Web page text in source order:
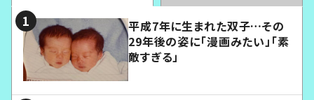
平成7年に生まれた双子…その
29年後の姿に「漫画みたい」「素
敵すぎる」